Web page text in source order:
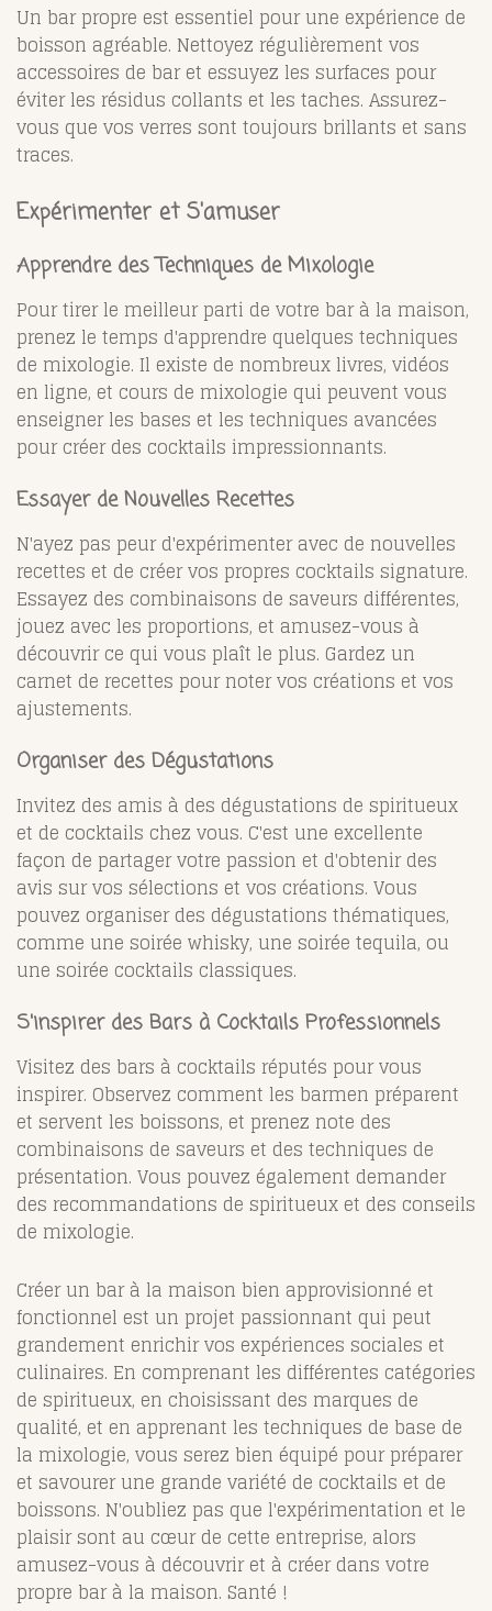
Un bar propre est essentiel pour une expérience de
boisson agréable. Nettoyez régulièrement vos
accessoires de bar et essuyez les surfaces pour
éviter les résidus collants et les taches. Assurez-
vous que vos verres sont toujours brillants et sans
traces.
Expérimenter et S'amuser
Apprendre des Techniques de Mixologie
Pour tirer le meilleur parti de votre bar à la maison,
prenez le temps d'apprendre quelques techniques
de mixologie. Il existe de nombreux livres, vidéos
en ligne, et cours de mixologie qui peuvent vous
enseigner les bases et les techniques avancées
pour créer des cocktails impressionnants.
Essayer de Nouvelles Recettes
N'ayez pas peur d'expérimenter avec de nouvelles
recettes et de créer vos propres cocktails signature.
Essayez des combinaisons de saveurs différentes,
jouez avec les proportions, et amusez-vous à
découvrir ce qui vous plaît le plus. Gardez un
carnet de recettes pour noter vos créations et vos
ajustements.
Organiser des Dégustations
Invitez des amis à des dégustations de spiritueux
et de cocktails chez vous. C'est une excellente
façon de partager votre passion et d'obtenir des
avis sur vos sélections et vos créations. Vous
pouvez organiser des dégustations thématiques,
comme une soirée whisky, une soirée tequila, ou
une soirée cocktails classiques.
S'inspirer des Bars à Cocktails Professionnels
Visitez des bars à cocktails réputés pour vous
inspirer. Observez comment les barmen préparent
et servent les boissons, et prenez note des
combinaisons de saveurs et des techniques de
présentation. Vous pouvez également demander
des recommandations de spiritueux et des conseils
de mixologie.
Créer un bar à la maison bien approvisionné et
fonctionnel est un projet passionnant qui peut
grandement enrichir vos expériences sociales et
culinaires. En comprenant les différentes catégories
de spiritueux, en choisissant des marques de
qualité, et en apprenant les techniques de base de
la mixologie, vous serez bien équipé pour préparer
et savourer une grande variété de cocktails et de
boissons. N'oubliez pas que l'expérimentation et le
plaisir sont au cœur de cette entreprise, alors
amusez-vous à découvrir et à créer dans votre
propre bar à la maison. Santé !